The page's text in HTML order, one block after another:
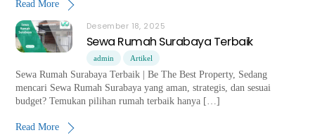
Read More
Desember 18, 2025
Sewa Rumah Surabaya Terbaik
admin Artikel
Sewa Rumah Surabaya Terbaik | Be The Best Property, Sedang
mencari Sewa Rumah Surabaya yang aman, strategis, dan sesuai
budget? Temukan pilihan rumah terbaik hanya […]
Read More